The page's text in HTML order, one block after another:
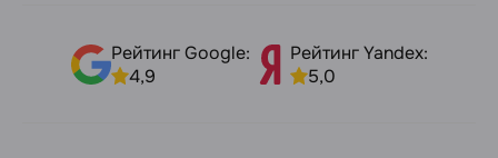
Рейтинг Google:
4,9
Рейтинг Yandex:
5,0